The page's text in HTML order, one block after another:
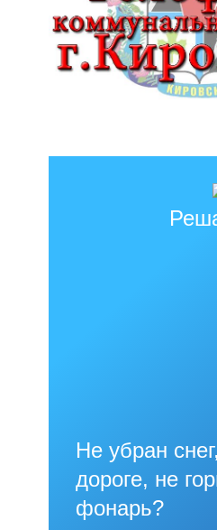
Не убран
дороге, не
фонарь?